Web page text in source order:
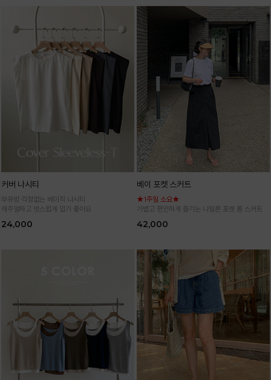
커버 나시티
부유방 걱정없는 베이직 나시티
캐주얼하고 멋스럽게 입기 좋아요
24,000
베이 포켓 스커트
★1주일 소요★
가볍고 편안하게 즐기는 나일론 포켓 롱 스커트
42,000